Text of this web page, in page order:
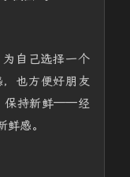
自己选择一个
也方便好朋友
保持新鲜——经
感。